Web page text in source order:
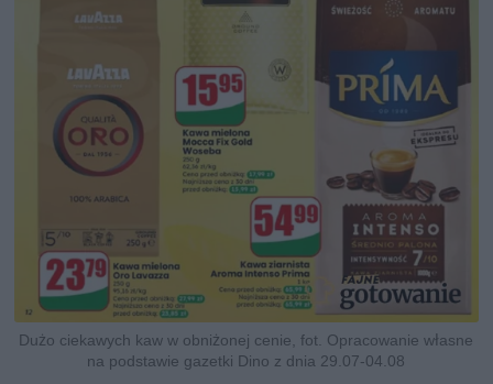
Dużo ciekawych kaw w obniżonej cenie, fot. Opracowanie własne
na podstawie gazetki Dino z dnia 29.07-04.08